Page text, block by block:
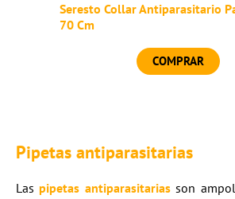
Seresto Collar Antiparasitario
70 Cm
COMPRAR
Pipetas antiparasitarias
Laspipetas antiparasitariasson